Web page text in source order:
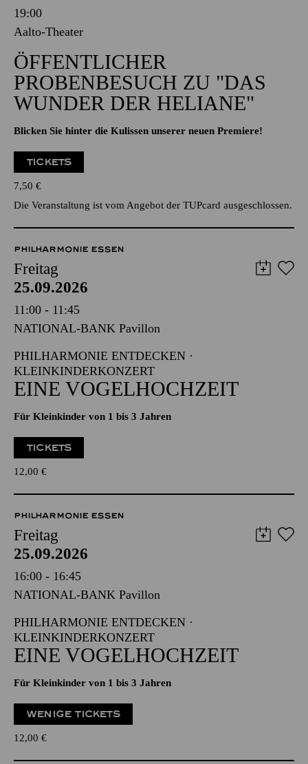
19:00
Aalto-Theater
ÖFFENTLICHER
PROBENBESUCH ZU "DAS
WUNDER DER HELIANE"
Blicken Sie hinter die Kulissen unserer neuen Premiere!
TICKETS
7,50 €
Die Veranstaltung ist vom Angebot der TUPcard ausgeschlossen.
PHILHARMONIE ESSEN
Freitag
25.09.2026
11:00 - 11:45
NATIONAL-BANK Pavillon
PHILHARMONIE ENTDECKEN ·
KLEINKINDERKONZERT
EINE VOGELHOCHZEIT
Für Kleinkinder von 1 bis 3 Jahren
TICKETS
12,00 €
PHILHARMONIE ESSEN
Freitag
25.09.2026
16:00 - 16:45
NATIONAL-BANK Pavillon
PHILHARMONIE ENTDECKEN ·
KLEINKINDERKONZERT
EINE VOGELHOCHZEIT
Für Kleinkinder von 1 bis 3 Jahren
WENIGE TICKETS
12,00 €